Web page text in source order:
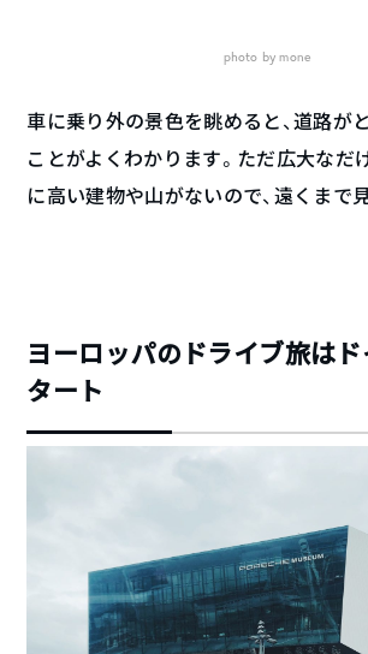
photo by mone
車に乗り外の景色を眺めると、道路が
ことがよくわかります。ただ広大なだ
に高い建物や山がないので、遠くまで
ヨーロッパのドライブ旅は
タート